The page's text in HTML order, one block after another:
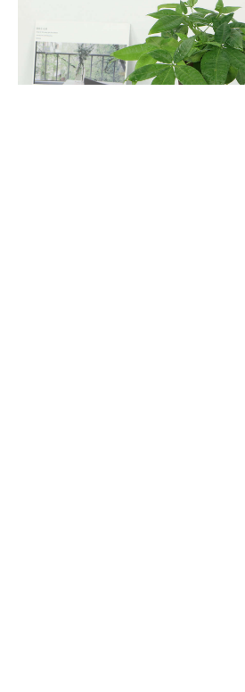
氧气，因此不可摆放太多，否则会和人
外，从生长角度考虑，一定要提供通风好